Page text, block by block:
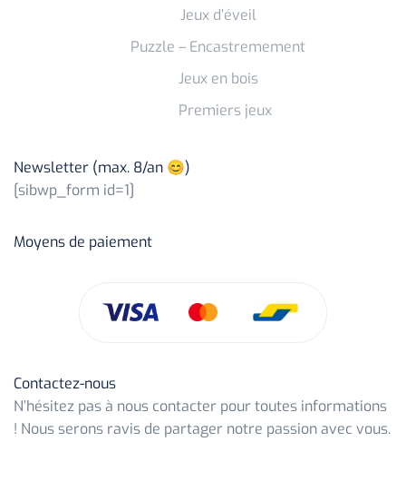
Jeux d’éveil
Puzzle – Encastremement
Jeux en bois
Premiers jeux
Newsletter (max. 8/an 😊)
[sibwp_form id=1]
Moyens de paiement
Contactez-nous
N’hésitez pas à nous contacter pour toutes informations
! Nous serons ravis de partager notre passion avec vous.